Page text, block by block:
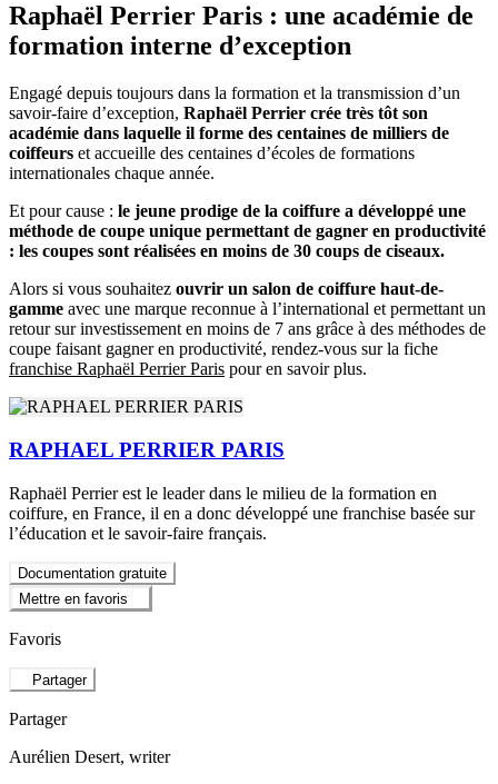
Raphaël Perrier Paris : une académie de
formation interne d’exception
Engagé depuis toujours dans la formation et la transmission d’un
savoir-faire d’exception, Raphaël Perrier crée très tôt son
académie dans laquelle il forme des centaines de milliers de
coiffeurs et accueille des centaines d’écoles de formations
internationales chaque année.
Et pour cause : le jeune prodige de la coiffure a développé une
méthode de coupe unique permettant de gagner en productivité
: les coupes sont réalisées en moins de 30 coups de ciseaux.
Alors si vous souhaitez ouvrir un salon de coiffure haut-de-
gamme avec une marque reconnue à l’international et permettant un
retour sur investissement en moins de 7 ans grâce à des méthodes de
coupe faisant gagner en productivité, rendez-vous sur la fiche
franchise Raphaël Perrier Paris pour en savoir plus.
RAPHAEL PERRIER PARIS
Raphaël Perrier est le leader dans le milieu de la formation en
coiffure, en France, il en a donc développé une franchise basée sur
l’éducation et le savoir-faire français.
Documentation gratuite
Mettre en favoris
Favoris
Partager
Partager
Aurélien Desert, writer